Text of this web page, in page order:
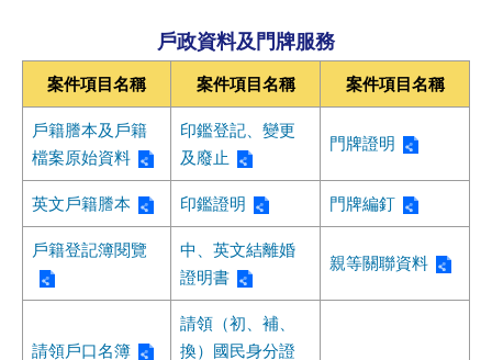
戶政資料及門牌服務
案件項目名稱 案件項目名稱 案件項目名稱
戶籍謄本及戶籍
檔案原始資料
印鑑登記、變更
及廢止
門牌證明
英文戶籍謄本 印鑑證明 門牌編釘
戶籍登記簿閱覽
中、英文結離婚
證明書
親等關聯資料
請領戶口名簿
請領（初、補、
換）國民身分證